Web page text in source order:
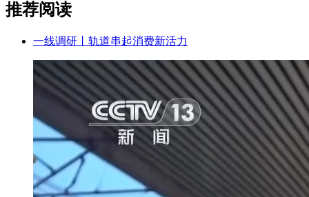
推荐阅读
一线调研丨轨道串起消费新活力